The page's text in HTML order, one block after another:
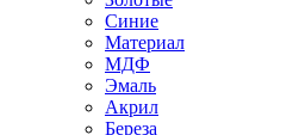
Синие
Материал
МДФ
Эмаль
Акрил
Береза